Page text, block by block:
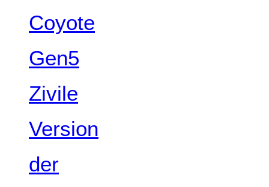
Coyote
Gen5
Zivile
Version
der